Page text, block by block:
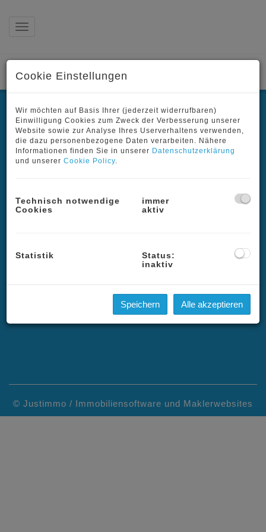
Navigation anzeigen
Kontakt
Impressum
Pötzleinsdorfer Höhe 31
1180 Wien, Österreich
Tel.:+ 43 1 440 21 24
E-Mail:
n.hoerhager@normreal.at
© Justimmo / Immobiliensoftware und Maklerwebsites
Cookie Einstellungen
Wir möchten auf Basis Ihrer (jederzeit widerrufbaren)
Einwilligung Cookies zum Zweck der Verbesserung unserer
Website sowie zur Analyse Ihres Userverhaltens verwenden,
die dazu personenbezogene Daten verarbeiten. Nähere
Informationen finden Sie in unserer Datenschutzerklärung
und unserer Cookie Policy
Technisch notwendige
Cookies
immer
aktiv
Statistik
Status:
inaktiv
Speichern Alle akzeptieren